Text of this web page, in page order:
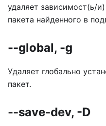
удаляет зависимост(ь/
пакета найденного в
--global, -g
Удаляет глобально
пакет.
--save-dev, -D